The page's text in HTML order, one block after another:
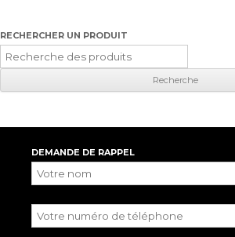
RECHERCHER UN PRODUIT
Recherche
pour
:
DEMANDE DE RAPPEL